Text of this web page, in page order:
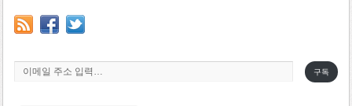
이메일 주소 입력…
구독